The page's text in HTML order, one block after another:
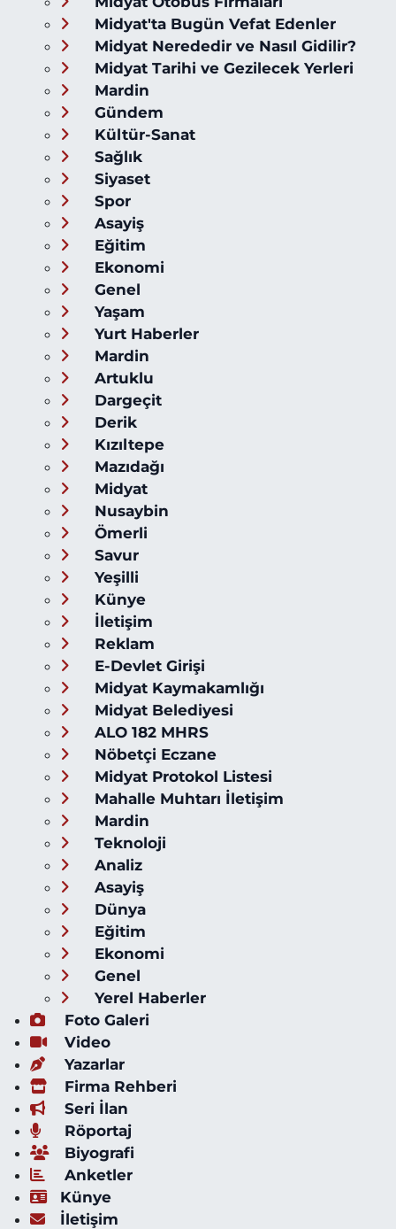
Midyat'ta Bugün Vefat Edenler
Midyat Nerededir ve Nasıl Gidilir?
Midyat Tarihi ve Gezilecek Yerleri
Mardin
Gündem
Kültür-Sanat
Sağlık
Siyaset
Spor
Asayiş
Eğitim
Ekonomi
Genel
Yaşam
Yurt Haberler
Mardin
Artuklu
Dargeçit
Derik
Kızıltepe
Mazıdağı
Midyat
Nusaybin
Ömerli
Savur
Yeşilli
Künye
İletişim
Reklam
E-Devlet Girişi
Midyat Kaymakamlığı
Midyat Belediyesi
ALO 182 MHRS
Nöbetçi Eczane
Midyat Protokol Listesi
Mahalle Muhtarı İletişim
Mardin
Teknoloji
Analiz
Asayiş
Dünya
Eğitim
Ekonomi
Genel
Yerel Haberler
Foto Galeri
Video
Yazarlar
Firma Rehberi
Seri İlan
Röportaj
Biyografi
Anketler
Künye
İletişim